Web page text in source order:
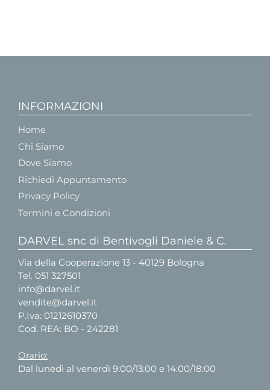
INFORMAZIONI
Home
Chi Siamo
Dove Siamo
Richiedi Appuntamento
Privacy Policy
Termini e Condizioni
DARVEL snc di Bentivogli Daniele & C.
Via della Cooperazione 13 - 40129 Bologna
Tel. 051 327501
info@darvel.it
vendite@darvel.it
P.Iva: 01212610370
Cod. REA: BO - 242281
Orario:
Dal lunedì al venerdì 9:00/13:00 e 14:00/18:00